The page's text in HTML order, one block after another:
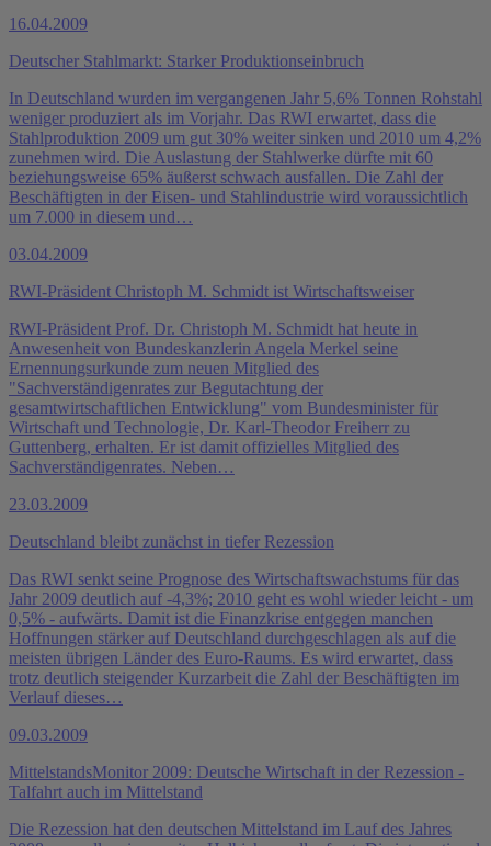
16.04.2009
Deutscher Stahlmarkt: Starker Produktionseinbruch
In Deutschland wurden im vergangenen Jahr 5,6% Tonnen Rohstahl
weniger produziert als im Vorjahr. Das RWI erwartet, dass die
Stahlproduktion 2009 um gut 30% weiter sinken und 2010 um 4,2%
zunehmen wird. Die Auslastung der Stahlwerke dürfte mit 60
beziehungsweise 65% äußerst schwach ausfallen. Die Zahl der
Beschäftigten in der Eisen- und Stahlindustrie wird voraussichtlich
um 7.000 in diesem und…
03.04.2009
RWI-Präsident Christoph M. Schmidt ist Wirtschaftsweiser
RWI-Präsident Prof. Dr. Christoph M. Schmidt hat heute in
Anwesenheit von Bundeskanzlerin Angela Merkel seine
Ernennungsurkunde zum neuen Mitglied des
"Sachverständigenrates zur Begutachtung der
gesamtwirtschaftlichen Entwicklung" vom Bundesminister für
Wirtschaft und Technologie, Dr. Karl-Theodor Freiherr zu
Guttenberg, erhalten. Er ist damit offizielles Mitglied des
Sachverständigenrates. Neben…
23.03.2009
Deutschland bleibt zunächst in tiefer Rezession
Das RWI senkt seine Prognose des Wirtschaftswachstums für das
Jahr 2009 deutlich auf -4,3%; 2010 geht es wohl wieder leicht - um
0,5% - aufwärts. Damit ist die Finanzkrise entgegen manchen
Hoffnungen stärker auf Deutschland durchgeschlagen als auf die
meisten übrigen Länder des Euro-Raums. Es wird erwartet, dass
trotz deutlich steigender Kurzarbeit die Zahl der Beschäftigten im
Verlauf dieses…
09.03.2009
MittelstandsMonitor 2009: Deutsche Wirtschaft in der Rezession -
Talfahrt auch im Mittelstand
Die Rezession hat den deutschen Mittelstand im Lauf des Jahres